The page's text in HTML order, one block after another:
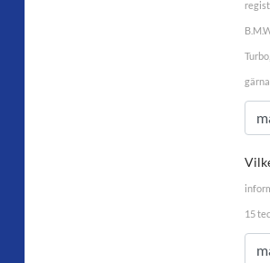
15